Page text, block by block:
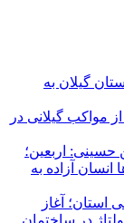
گیلان به
مواکب گیلانی در
حسینی: اربعین؛
آزاده به
استان؛ آغاز
در ساختمان